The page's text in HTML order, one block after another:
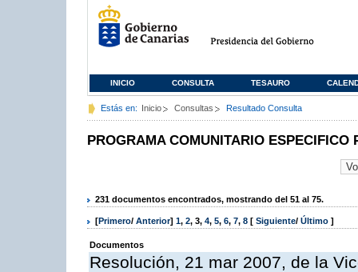
INICIO CONSULTA TESAURO
Estás en: Inicio Consultas Resultado Consulta
PROGRAMA COMUNITARIO ESPECIFICO
231 documentos encontrados, mostrando del 51 al 75.
[Primero/ Anterior] 1, 2, 3, 4, 5, 6, 7, 8 [ Siguiente/ Último ]
Documentos
Resolución, 21 mar 2007, de la